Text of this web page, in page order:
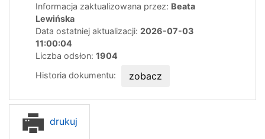
Informacja zaktualizowana przez: Beata
Lewińska
Data ostatniej aktualizacji: 2026-07-03
11:00:04
Liczba odsłon: 1904
Historia dokumentu:
zobacz
drukuj